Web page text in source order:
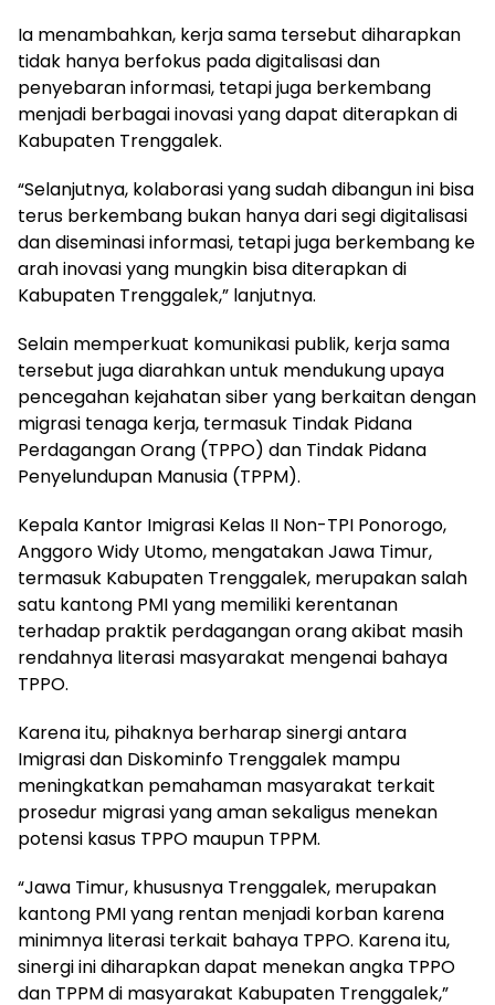
Ia menambahkan, kerja sama tersebut diharapkan
tidak hanya berfokus pada digitalisasi dan
penyebaran informasi, tetapi juga berkembang
menjadi berbagai inovasi yang dapat diterapkan di
Kabupaten Trenggalek.
“Selanjutnya, kolaborasi yang sudah dibangun ini bisa
terus berkembang bukan hanya dari segi digitalisasi
dan diseminasi informasi, tetapi juga berkembang ke
arah inovasi yang mungkin bisa diterapkan di
Kabupaten Trenggalek,” lanjutnya.
Selain memperkuat komunikasi publik, kerja sama
tersebut juga diarahkan untuk mendukung upaya
pencegahan kejahatan siber yang berkaitan dengan
migrasi tenaga kerja, termasuk Tindak Pidana
Perdagangan Orang (TPPO) dan Tindak Pidana
Penyelundupan Manusia (TPPM).
Kepala Kantor Imigrasi Kelas II Non-TPI Ponorogo,
Anggoro Widy Utomo, mengatakan Jawa Timur,
termasuk Kabupaten Trenggalek, merupakan salah
satu kantong PMI yang memiliki kerentanan
terhadap praktik perdagangan orang akibat masih
rendahnya literasi masyarakat mengenai bahaya
TPPO.
Karena itu, pihaknya berharap sinergi antara
Imigrasi dan Diskominfo Trenggalek mampu
meningkatkan pemahaman masyarakat terkait
prosedur migrasi yang aman sekaligus menekan
potensi kasus TPPO maupun TPPM.
“Jawa Timur, khususnya Trenggalek, merupakan
kantong PMI yang rentan menjadi korban karena
minimnya literasi terkait bahaya TPPO. Karena itu,
sinergi ini diharapkan dapat menekan angka TPPO
dan TPPM di masyarakat Kabupaten Trenggalek,”